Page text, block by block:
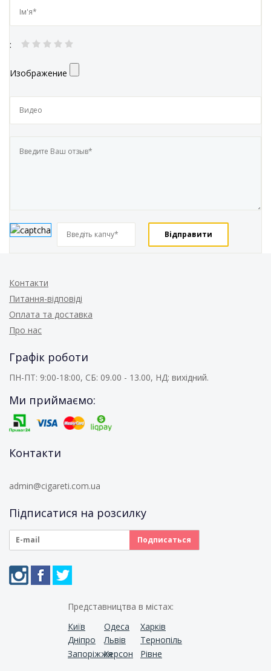
:
Изображение
Контакти
Питання-відповіді
Оплата та доставка
Про нас
Графік роботи
ПН-ПТ: 9:00-18:00, СБ: 09.00 - 13.00, НД: вихідний.
Ми приймаємо:
Контакти
admin@cigareti.com.ua
Підписатися на розсилку
Представництва в містах:
Київ
Одеса
Харків
Дніпро
Львів
Тернопіль
ЗапоріжжяХерсон Рівне